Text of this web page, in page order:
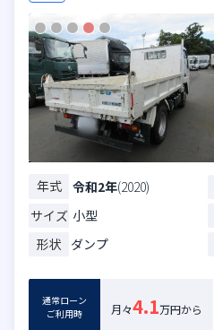
年式 令和2年(2020)
サイズ 小型
形状 ダンプ
通常ローン
ご利用時
月々4.1万円から